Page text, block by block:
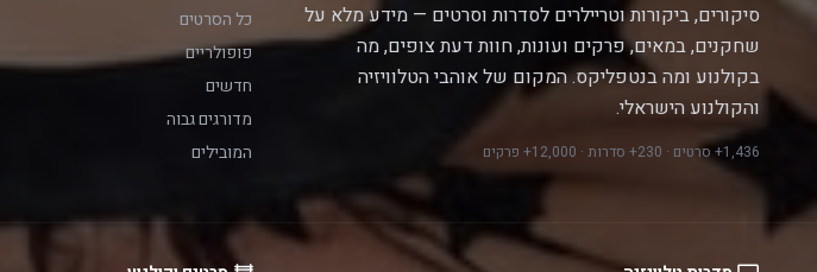
סיקורים, ביקורות וטריילרים לסדרות וסרטים — מידע מלא על
שחקנים, במאים, פרקים ועונות, חוות דעת צופים, מה
בקולנוע ומה בנטפליקס. המקום של אוהבי הטלוויזיה
והקולנוע הישראלי.
1,436+ סרטים · 230+ סדרות · 12,000+ פרקים
כל הסרטים
פופולריים
חדשים
מדורגים גבוה
המובילים